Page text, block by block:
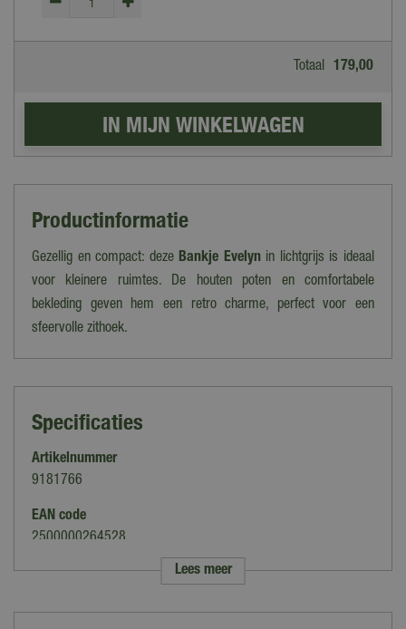
Totaal 179,00
Productinformatie
Gezellig en compact: deze Bankje Evelynin lichtgrijs is ideaal
voor kleinere ruimtes. De houten poten en comfortabele
bekleding geven hem een retro charme, perfect voor een
sfeervolle zithoek.
Specificaties
Artikelnummer
9181766
EAN code
2500000264528
Merk
Lees meer